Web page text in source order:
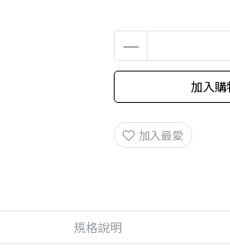
加入
加入最愛
規格說明